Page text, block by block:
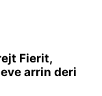
Fierit,
arrin deri